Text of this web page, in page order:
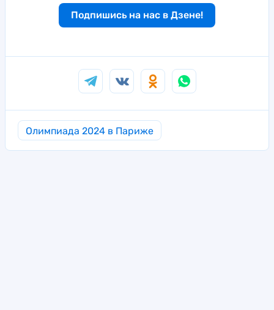
Подпишись на нас в Дзене!
Олимпиада 2024 в Париже